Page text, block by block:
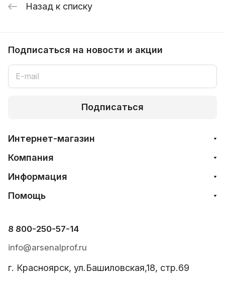
Назад к списку
Подписаться на новости и акции
Подписаться
Интернет-магазин
Компания
Информация
Помощь
8 800-250-57-14
info@arsenalprof.ru
г. Красноярск, ул.Башиловская,18, стр.69